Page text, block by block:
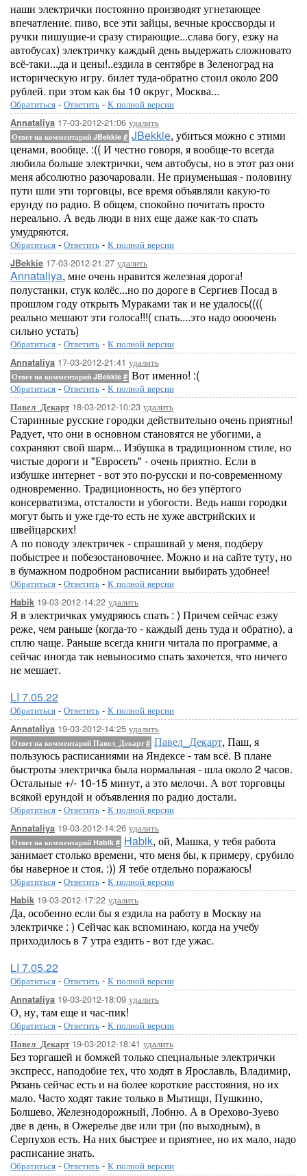
наши электрички постоянно производят угнетающее
впечатление. пиво, все эти зайцы, вечные кроссворды и
ручки пишущие-и сразу стирающие...слава богу, езжу на
автобусах) электричку каждый день выдержать сложновато
всё-таки...да и цены!..ездила в сентябре в Зеленоград на
историческую игру. билет туда-обратно стоил около 200
рублей. при этом как бы 10 округ, Москва...
Обратиться - Ответить - К полной версии
Annataliya 17-03-2012-21:06 удалить
Ответ на комментарий JBekkie # JBekkie, убиться можно с этими
ценами, вообще. :(( И честно говоря, я вообще-то всегда
любила больше электрички, чем автобусы, но в этот раз они
меня абсолютно разочаровали. Не приуменьшая - половину
пути шли эти торговцы, все время объявляли какую-то
ерунду по радио. В общем, спокойно почитать просто
нереально. А ведь люди в них еще даже как-то спать
умудряются.
Обратиться - Ответить - К полной версии
JBekkie 17-03-2012-21:27 удалить
Annataliya, мне очень нравится железная дорога!
полустанки, стук колёс...но по дороге в Сергиев Посад в
прошлом году открыть Мураками так и не удалось((((
реально мешают эти голоса!!!( спать....это надо оооочень
сильно устать)
Обратиться - Ответить - К полной версии
Annataliya 17-03-2012-21:41 удалить
Ответ на комментарий JBekkie # Вот именно! :(
Обратиться - Ответить - К полной версии
Павел_Декарт18-03-2012-10:23 удалить
Старинные русские городки действительно очень приятны!
Радует, что они в основном становятся не убогими, а
сохраняют свой шарм... Избушка в традиционном стиле, но
чистые дороги и "Евросеть" - очень приятно. Если в
избушке интернет - вот это по-русски и по-современному
одновременно. Традиционность, но без упёртого
консерватизма, отсталости и убогости. Ведь наши городки
могут быть и уже где-то есть не хуже австрийских и
швейцарских!
А по поводу электричек - спрашивай у меня, подберу
побыстрее и побезостановочнее. Можно и на сайте туту, но
в бумажном подробном расписании выбирать удобнее!
Обратиться - Ответить - К полной версии
Habik 19-03-2012-14:22 удалить
Я в электричках умудряюсь спать : ) Причем сейчас езжу
реже, чем раньше (когда-то - каждый день туда и обратно), а
сплю чаще. Раньше всегда книги читала по программе, а
сейчас иногда так невыносимо спать захочется, что ничего
не мешает.
LI 7.05.22
Обратиться - Ответить - К полной версии
Annataliya 19-03-2012-14:25 удалить
Ответ на комментарий Павел_Декарт# Павел_Декарт, Паш, я
пользуюсь расписаниями на Яндексе - там всё. В плане
быстроты электричка была нормальная - шла около 2 часов.
Остальные +/- 10-15 минут, а это мелочи. А вот торговцы
всякой ерундой и объявления по радио достали.
Обратиться - Ответить - К полной версии
Annataliya 19-03-2012-14:26 удалить
Ответ на комментарий Habik # Habik, ой, Машка, у тебя работа
занимает столько времени, что меня бы, к примеру, срубило
бы наверное и стоя. :)) Я тебе отдельно поражаюсь!
Обратиться - Ответить - К полной версии
Habik 19-03-2012-17:22 удалить
Да, особенно если бы я ездила на работу в Москву на
электричке : ) Сейчас как вспоминаю, когда на учебу
приходилось в 7 утра ездить - вот где ужас.
LI 7.05.22
Обратиться - Ответить - К полной версии
Annataliya 19-03-2012-18:09 удалить
О, ну, там еще и час-пик!
Обратиться - Ответить - К полной версии
Павел_Декарт19-03-2012-18:41 удалить
Без торгашей и бомжей только специальные электрички
экспресс, наподобие тех, что ходят в Ярославль, Владимир,
Рязань сейчас есть и на более короткие расстояния, но их
мало. Часто ходят такие только в Мытищи, Пушкино,
Болшево, Железнодорожный, Лобню. А в Орехово-Зуево
две в день, в Ожерелье две или три (по выходным), в
Серпухов есть. На них быстрее и приятнее, но их мало, надо
расписание знать.
Обратиться - Ответить - К полной версии